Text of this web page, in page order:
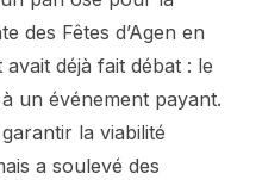
des Fêtes d’Agen en
déjà fait débat : le
un événement payant.
la viabilité
a soulevé des